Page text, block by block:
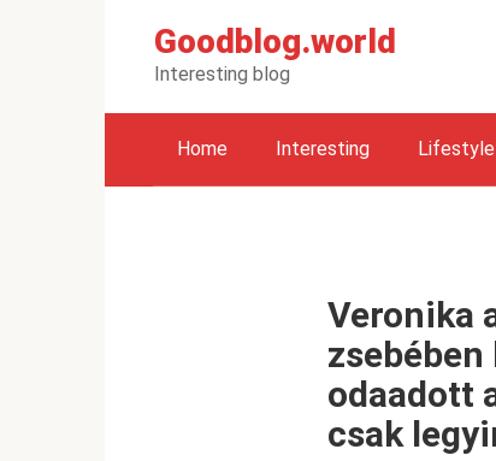
Goodblog.world
Interesting blog
Home Interesting Lifestyle
Veronika
odaadott
csak